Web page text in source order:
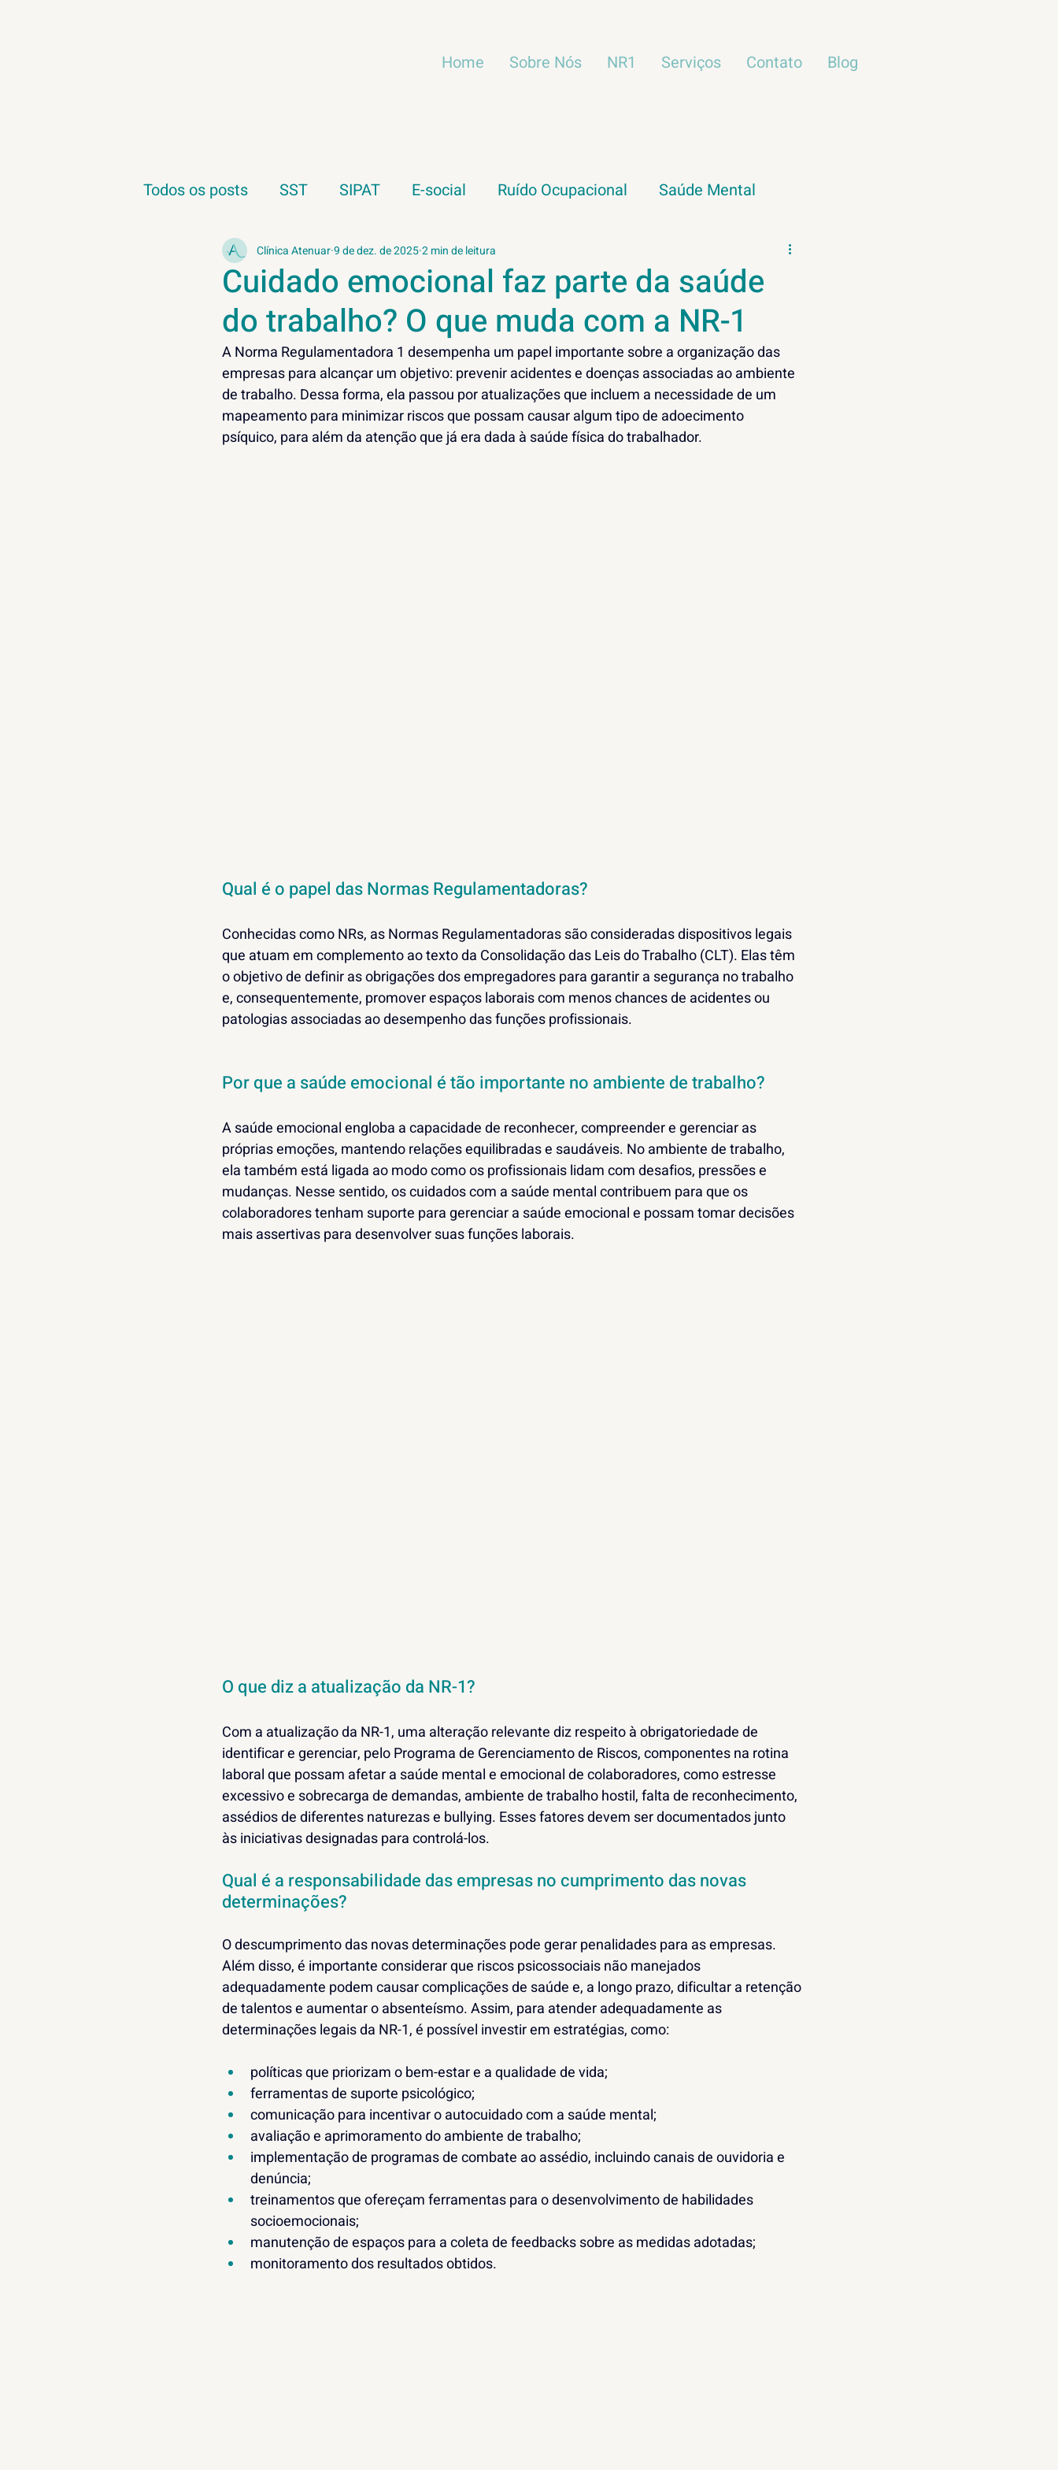
Home Sobre Nós NR1 Serviços Contato Blog
Todos os posts SST SIPAT E-social Ruído Ocupacional Saúde Mental
Saúde do Trabalhador Vibração ocupacional Meio Ambiente
Ergonomia
Cuidado emocional faz parte da saúde
do trabalho? O que muda com a NR-1
Clínica Atenuar9 de dez. de 20252 min de leitura
A Norma Regulamentadora 1 desempenha um papel importante sobre a organização das
empresas para alcançar um objetivo: prevenir acidentes e doenças associadas ao ambiente
de trabalho. Dessa forma, ela passou por atualizações que incluem a necessidade de um
mapeamento para minimizar riscos que possam causar algum tipo de adoecimento
psíquico, para além da atenção que já era dada à saúde física do trabalhador.
Qual é o papel das Normas Regulamentadoras?
Conhecidas como NRs, as Normas Regulamentadoras são consideradas dispositivos legais
que atuam em complemento ao texto da Consolidação das Leis do Trabalho (CLT). Elas têm
o objetivo de definir as obrigações dos empregadores para garantir a segurança no trabalho
e, consequentemente, promover espaços laborais com menos chances de acidentes ou
patologias associadas ao desempenho das funções profissionais.
Por que a saúde emocional é tão importante no ambiente de trabalho?
A saúde emocional engloba a capacidade de reconhecer, compreender e gerenciar as
próprias emoções, mantendo relações equilibradas e saudáveis. No ambiente de trabalho,
ela também está ligada ao modo como os profissionais lidam com desafios, pressões e
mudanças. Nesse sentido, os cuidados com a saúde mental contribuem para que os
colaboradores tenham suporte para gerenciar a saúde emocional e possam tomar decisões
mais assertivas para desenvolver suas funções laborais.
O que diz a atualização da NR-1?
Com a atualização da NR-1, uma alteração relevante diz respeito à obrigatoriedade de
identificar e gerenciar, pelo Programa de Gerenciamento de Riscos, componentes na rotina
laboral que possam afetar a saúde mental e emocional de colaboradores, como estresse
excessivo e sobrecarga de demandas, ambiente de trabalho hostil, falta de reconhecimento,
assédios de diferentes naturezas e bullying. Esses fatores devem ser documentados junto
às iniciativas designadas para controlá-los.
Qual é a responsabilidade das empresas no cumprimento das novas
determinações?
O descumprimento das novas determinações pode gerar penalidades para as empresas.
Além disso, é importante considerar que riscos psicossociais não manejados
adequadamente podem causar complicações de saúde e, a longo prazo, dificultar a retenção
de talentos e aumentar o absenteísmo. Assim, para atender adequadamente as
determinações legais da NR-1, é possível investir em estratégias, como:
políticas que priorizam o bem-estar e a qualidade de vida;
ferramentas de suporte psicológico;
comunicação para incentivar o autocuidado com a saúde mental;
avaliação e aprimoramento do ambiente de trabalho;
implementação de programas de combate ao assédio, incluindo canais de ouvidoria e
denúncia;
treinamentos que ofereçam ferramentas para o desenvolvimento de habilidades
socioemocionais;
manutenção de espaços para a coleta de feedbacks sobre as medidas adotadas;
monitoramento dos resultados obtidos.